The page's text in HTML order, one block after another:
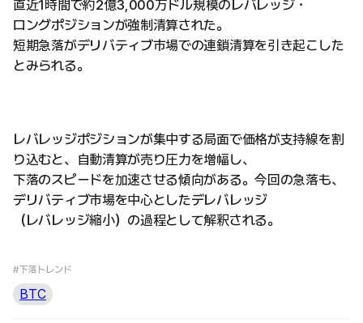
直近1時間で約2億3,000万ドル規模のレバレッジ・
ロングポジションが強制清算された。
短期急落がデリバティブ市場での連鎖清算を引き起こした
とみられる。
レバレッジポジションが集中する局面で価格が支持線を割
り込むと、自動清算が売り圧力を増幅し、
下落のスピードを加速させる傾向がある。今回の急落も、
デリバティブ市場を中心としたデレバレッジ
（レバレッジ縮小）の過程として解釈される。
#下落トレンド
BTC